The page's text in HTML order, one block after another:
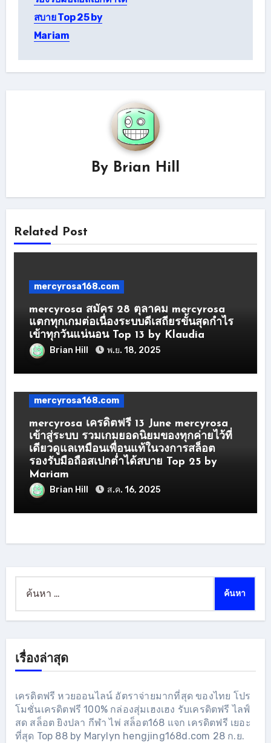
สบาย Top 25 by
Mariam
By Brian Hill
Related Post
mercyrosa168.com
mercyrosa สมัคร 28 ตุลาคม mercyrosa
แตกทุกเกมต่อเนื่องระบบดีเสถียรขั้นสุดกำไร
เข้าทุกวันแน่นอน Top 13 by Klaudia
Brian Hill พ.ย. 18, 2025
mercyrosa168.com
mercyrosa เครดิตฟรี 13 June mercyrosa
เข้าสู่ระบบ รวมเกมยอดนิยมของทุกค่ายไว้ที่
เดียวดูแลเหมือนเพื่อนแท้ในวงการสล็อต
รองรับมือถือสเปกต่ำได้สบาย Top 25 by
Mariam
Brian Hill ส.ค. 16, 2025
สำหรับ:
เรื่องล่าสุด
เครดิตฟรี หวยออนไลน์ อัตราจ่ายมากที่สุด ของไทย โปร
โมชั่นเครดิตฟรี 100% กล่องสุ่มเฮงเฮง รับเครดิตฟรี ไลฟ์
สด สล็อต ยิงปลา กีฬา ไพ่ สล็อต168 แจก เครดิตฟรี เยอะ
ที่สุด Top 88 by Marylyn hengjing168d.com 28 ก.ย.